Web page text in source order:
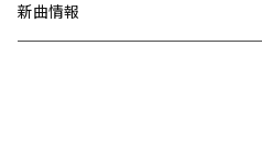
新曲情報